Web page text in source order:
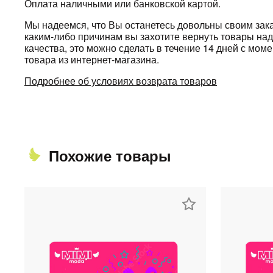
Оплата наличными или банковской картой.
Мы надеемся, что Вы останетесь довольны своим
каким-либо причинам вы захотите вернуть товары
качества, это можно сделать в течение 14 дней с
товара из интернет-магазина.
Подробнее об условиях возврата товаров
Похожие товары